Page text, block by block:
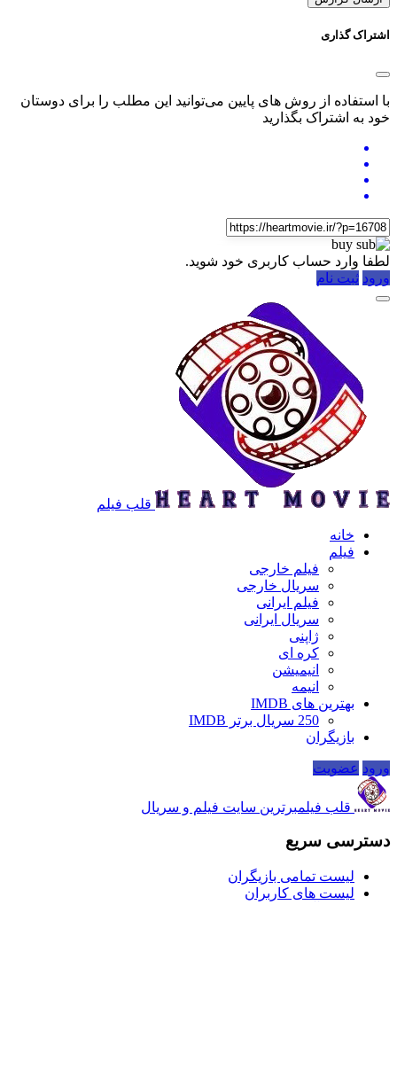
اشتراک گذاری
با استفاده از روش های پایین می‌توانید این مطلب را برای دوستان
خود به اشتراک بگذارید
لطفا وارد حساب کاربری خود شوید.
ورود ثبت نام
قلب فیلم
خانه
فیلم
فیلم خارجی
سریال خارجی
فیلم ایرانی
سریال ایرانی
ژاپنی
کره ای
انیمیشن
انیمه
بهترین های IMDB
250 سریال برتر IMDB
بازیگران
ورود عضویت
قلب فیلمبرترین سایت فیلم و سریال
دسترسی سریع
لیست تمامی بازیگران
لیست های کاربران